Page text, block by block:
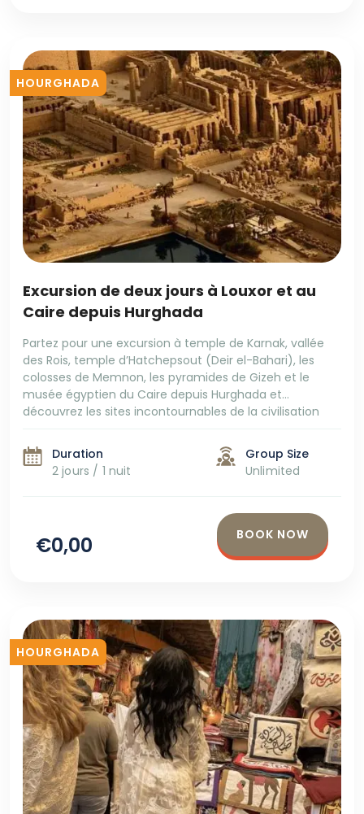
HOURGHADA
Excursion de deux jours à Louxor et au
Caire depuis Hurghada
Partez pour une excursion à temple de Karnak, vallée
des Rois, temple d’Hatchepsout (Deir el-Bahari), les
colosses de Memnon, les pyramides de Gizeh et le
musée égyptien du Caire depuis Hurghada et
découvrez les sites incontournables de la civilisation
cœur de l’histoire de l’Égypte antique à travers les […]
Duration
2 jours / 1 nuit
Group Size
Unlimited
€0,00 BOOK NOW
HOURGHADA